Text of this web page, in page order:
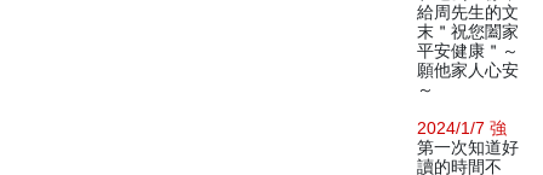
給周先生的文
末＂祝您闔家
平安健康＂～
願他家人心安
～
2024/1/7 強
第一次知道好
讀的時間不